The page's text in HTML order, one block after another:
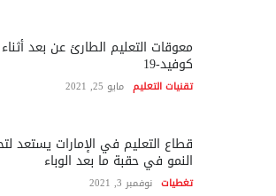
معوقات التعليم الطارئ عن بعد
كوفيد-19
تقنيات التعليم مايو 25, 2021
قطاع التعليم في الإمارات يستعد
النمو في حقبة ما بعد الوباء
تغطيات نوفمبر 3, 2021